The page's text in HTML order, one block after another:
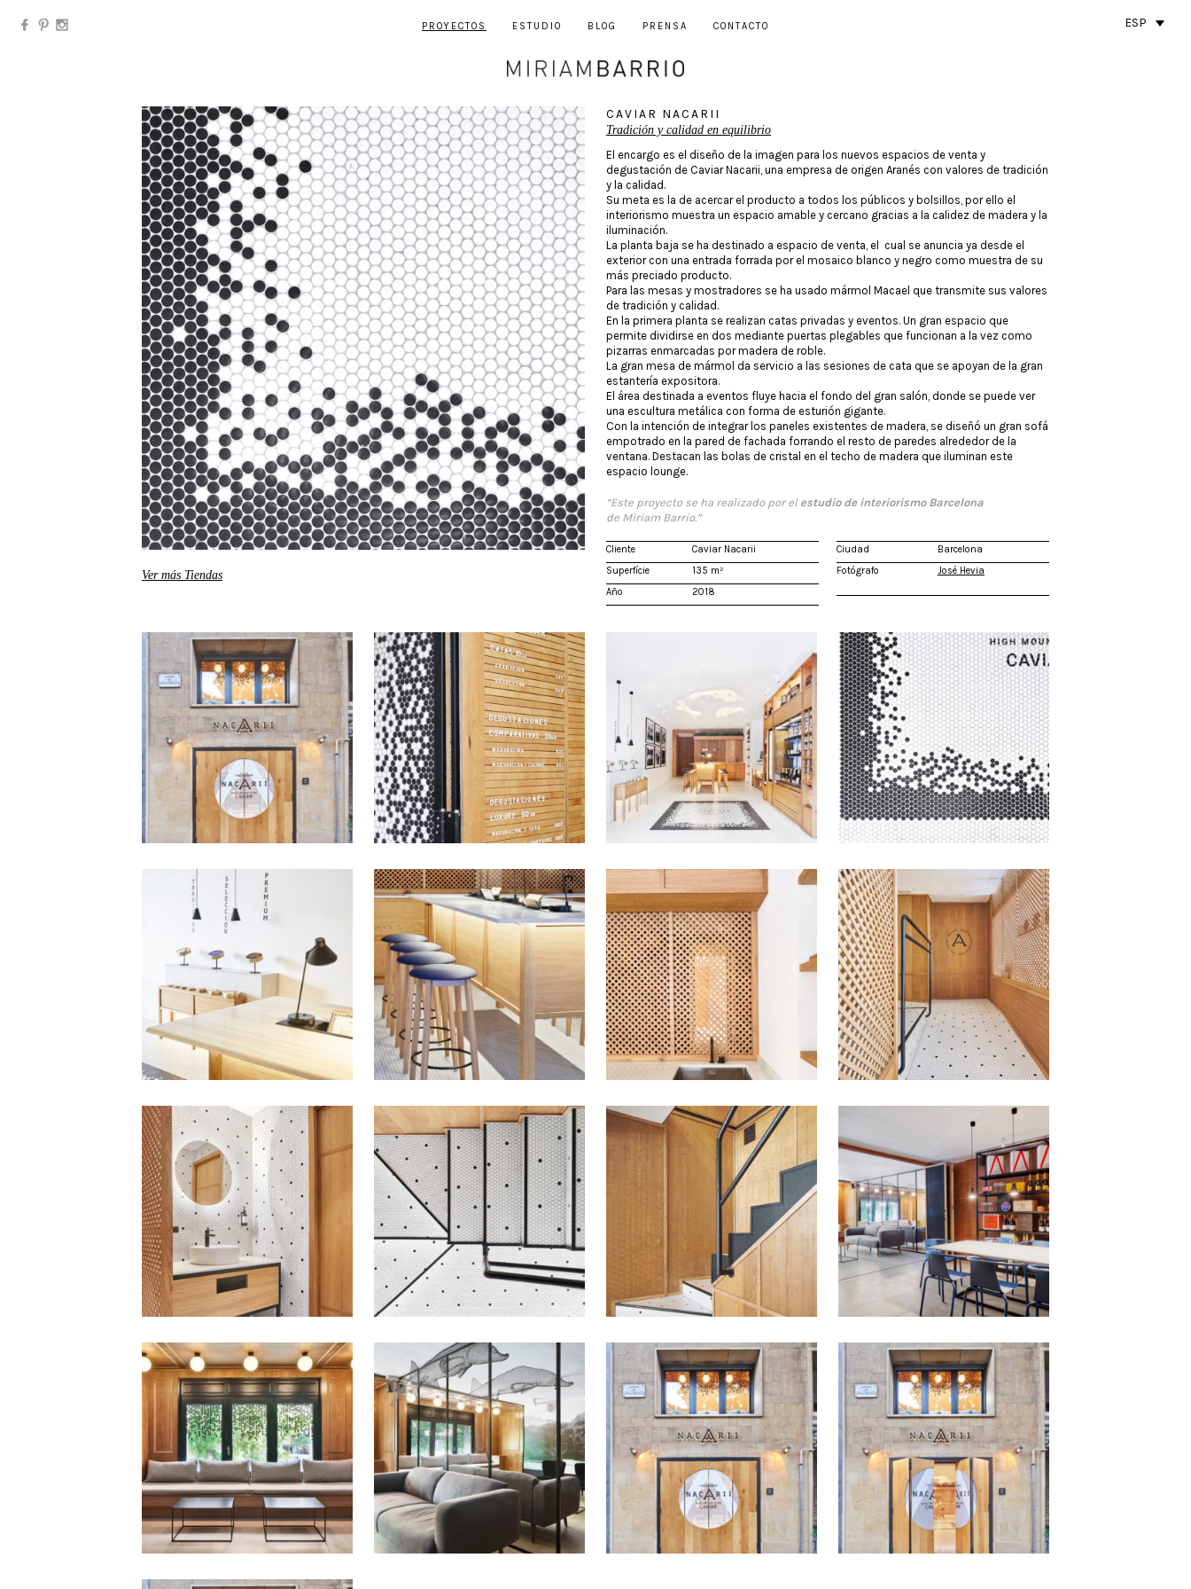
PROYECTOS ESTUDIO BLOG PRENSA CONTACTO ESP
Ver más Tiendas
CAVIAR NACARII
Tradición y calidad en equilibrio
El encargo es el diseño de la imagen para los nuevos espacios de venta y
degustación de Caviar Nacarii, una empresa de origen Aranés con valores de tradición
y la calidad.
Su meta es la de acercar el producto a todos los públicos y bolsillos, por ello el
interiorismo muestra un espacio amable y cercano gracias a la calidez de madera y la
iluminación.
La planta baja se ha destinado a espacio de venta, el cual se anuncia ya desde el
exterior con una entrada forrada por el mosaico blanco y negro como muestra de su
más preciado producto.
Para las mesas y mostradores se ha usado mármol Macael que transmite sus valores
de tradición y calidad.
En la primera planta se realizan catas privadas y eventos. Un gran espacio que
permite dividirse en dos mediante puertas plegables que funcionan a la vez como
pizarras enmarcadas por madera de roble.
La gran mesa de mármol da servicio a las sesiones de cata que se apoyan de la gran
estantería expositora.
El área destinada a eventos fluye hacia el fondo del gran salón, donde se puede ver
una escultura metálica con forma de esturión gigante.
Con la intención de integrar los paneles existentes de madera, se diseñó un gran sofá
empotrado en la pared de fachada forrando el resto de paredes alrededor de la
ventana. Destacan las bolas de cristal en el techo de madera que iluminan este
espacio lounge.
“Este proyecto se ha realizado por el estudio de interiorismo Barcelona
de Miriam Barrio.”
Cliente
Caviar Nacarii
Superfície
135 m²
Año
2018
Ciudad
Barcelona
Fotógrafo
José Hevia